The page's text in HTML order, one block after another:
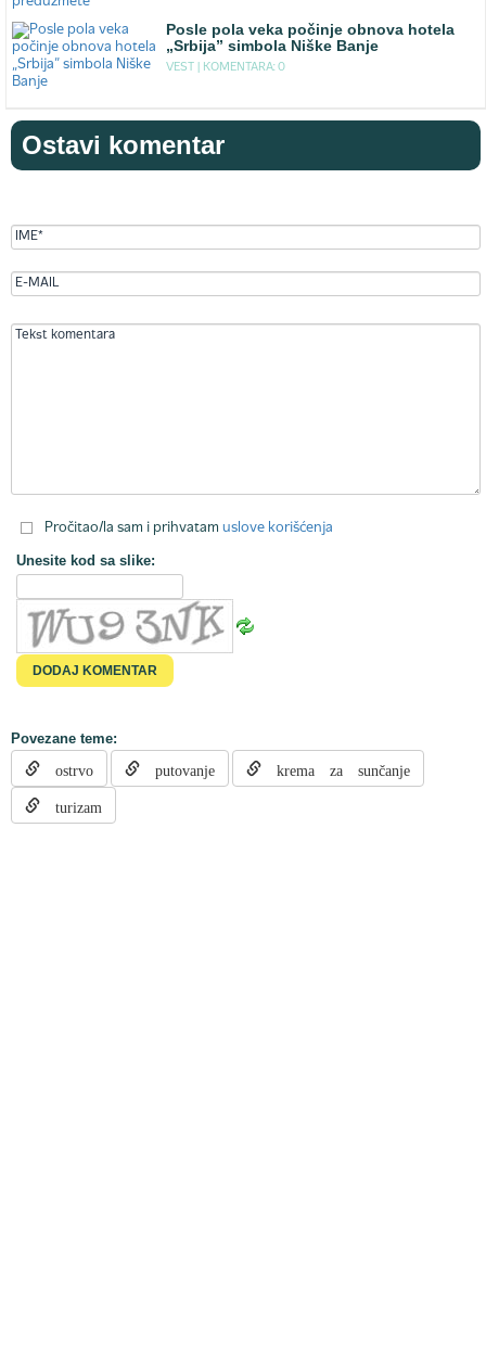
Posle pola veka počinje obnova hotela
„Srbija” simbola Niške Banje
VEST | KOMENTARA: 0
Ostavi komentar
Pročitao/la sam i prihvatam uslove korišćenja
Unesite kod sa slike:
Povezane teme:
ostrvo putovanje krema za sunčanje
turizam